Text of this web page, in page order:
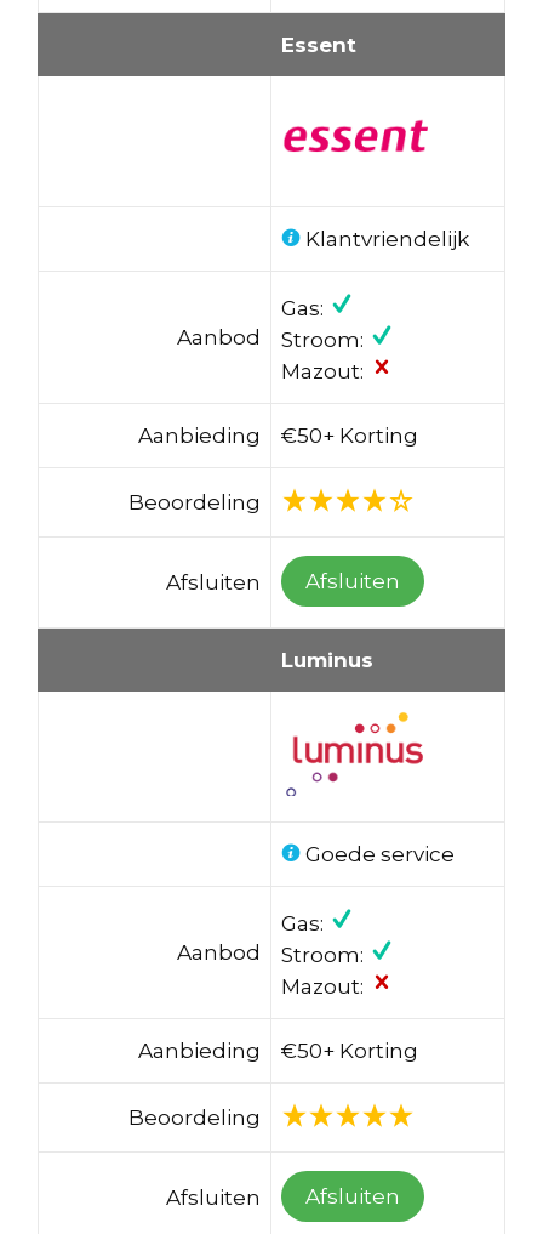
Essent
Klantvriendelijk
Aanbod
Gas:
Stroom:
Mazout:
Aanbieding €50+ Korting
Beoordeling
Afsluiten Afsluiten
Luminus
Goede service
Aanbod
Gas:
Stroom:
Mazout:
Aanbieding €50+ Korting
Beoordeling
Afsluiten Afsluiten